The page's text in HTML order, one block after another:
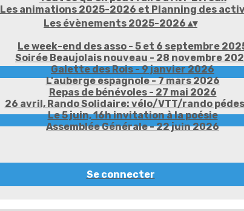
Les animations 2025-2026 et Planning des
Les évènements 2025-2026 ▴▾
Le week-end des asso - 5 et 6 septembre
Soirée Beaujolais nouveau - 28 novembre
Galette des Rois - 9 janvier 2026
L'auberge espagnole - 7 mars 2026
Repas de bénévoles - 27 mai 2026
26 avril, Rando Solidaire: vélo/VTT/rando
Le 5 juin, 16h invitation à la poésie
Assemblée Générale - 22 juin 2026
Se connecter